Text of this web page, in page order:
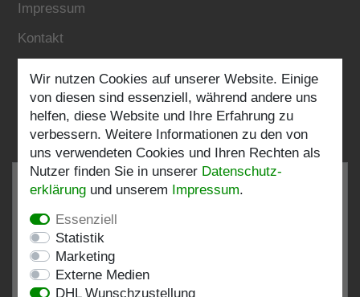
Impressum
Kontakt
Folgen Sie uns:
bei: shopvote.de, Amazon
Wir nutzen Cookies auf unserer Website. Einige
von diesen sind essenziell, während andere uns
helfen, diese Website und Ihre Erfahrung zu
verbessern. Weitere Informationen zu den von
uns verwendeten Cookies und Ihren Rechten als
Nutzer finden Sie in unserer Daten­schutz­
erklärung und unserem Impressum.
Essenziell
Statistik
Marketing
Externe Medien
DHL Wunschzustellung